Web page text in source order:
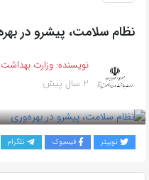
نظام سلامت، پیشرو در
نویسنده: وزارت
2 سال پیش
توییتر فیسبوک تلگرام